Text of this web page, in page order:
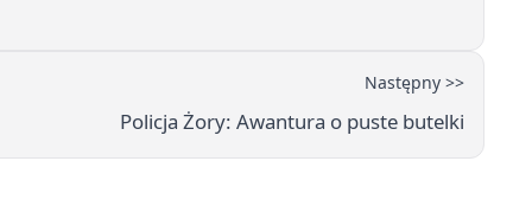
Następny >>
Policja Żory: Awantura o puste butelki